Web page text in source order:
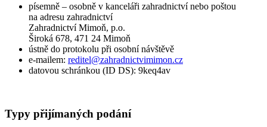
písemně – osobně v kanceláři zahradnictví nebo poštou
na adresu zahradnictví
Zahradnictví Mimoň, p.o.
Široká 678, 471 24 Mimoň
ústně do protokolu při osobní návštěvě
e-mailem: reditel@zahradnictvimimon.cz
datovou schránkou (ID DS): 9keq4av
Typy přijímaných podání